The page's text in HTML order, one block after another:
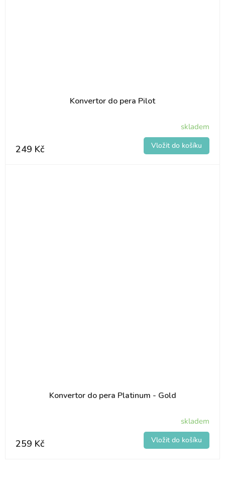
Konvertor do pera Pilot
skladem
249 Kč
Konvertor do pera Platinum - Gold
skladem
259 Kč